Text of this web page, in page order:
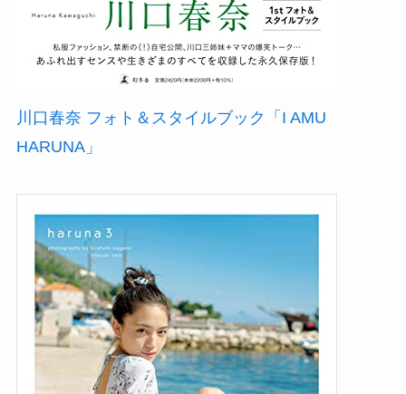
川口春奈 フォト＆スタイルブック「I AMU
HARUNA」